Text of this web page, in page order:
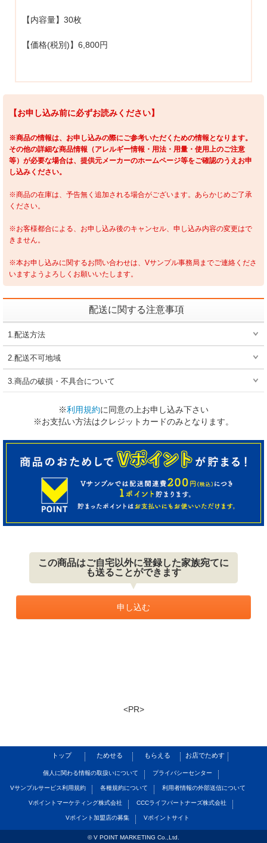
【内容量】30枚
【価格(税別)】6,800円
【お申し込み前に必ずお読みください】
※商品の情報は、お申し込みの際にご参考いただくための情報となります。
その他の詳細な商品情報（アレルギー情報・用法・用量・使用上のご注意
等）が必要な場合は、提供元メーカーのホームページ等をご確認のうえお申
し込みください。
※商品の在庫は、予告無く追加される場合がございます。あらかじめご了承
ください。
※お客様都合による、お申し込み後のキャンセル、申し込み内容の変更はで
きません。
※本お申し込みに関するお問い合わせは、Vサンプル事務局までご連絡くださ
いますようよろしくお願いいたします。
配送に関する注意事項
1.配送方法
2.配送不可地域
3.商品の破損・不具合について
※利用規約に同意の上お申し込み下さい
※お支払い方法はクレジットカードのみとなります。
この商品はご自宅以外に登録した家族宛てに
も送ることができます
申し込む
<PR>
トップ ためせる もらえる お店でためす
個人に関わる情報の取扱いについて プライバシーセンター
Vサンプルサービス利用規約 各種規約について 利用者情報の外部送信について
Vポイントマーケティング株式会社 CCCライフパートナーズ株式会社
Vポイント加盟店の募集 Vポイントサイト
© V POINT MARKETING Co.,Ltd.